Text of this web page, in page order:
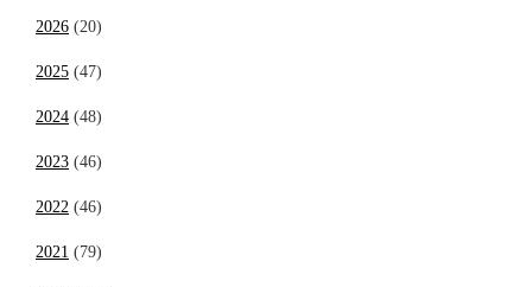
2026 (20)
2025 (47)
2024 (48)
2023 (46)
2022 (46)
2021 (79)